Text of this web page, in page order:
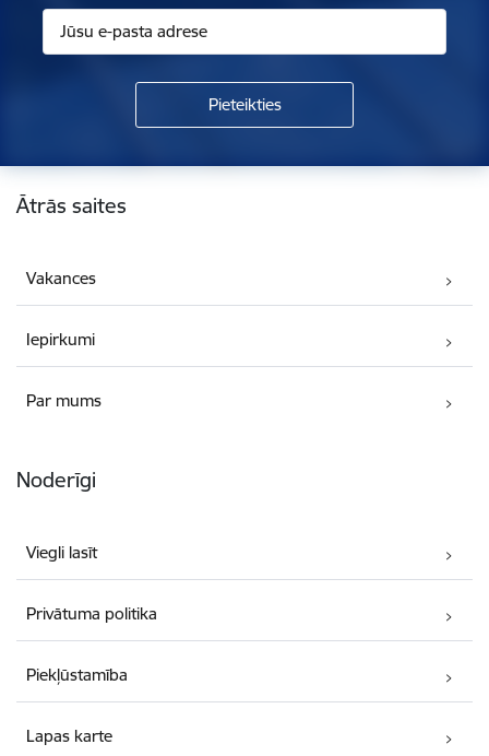
Kājene
Ātrās saites
Vakances
Iepirkumi
Par mums
Noderīgi
Viegli lasīt
Privātuma politika
Piekļūstamība
Lapas karte